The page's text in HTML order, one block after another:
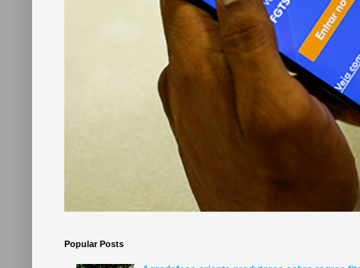
Popular Posts